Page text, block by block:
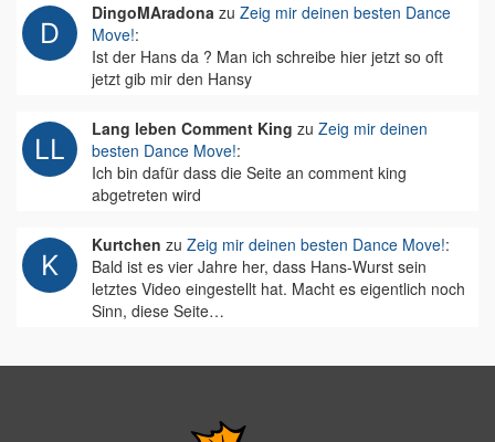
DingoMAradona zu Zeig mir deinen besten Dance
Move!:
Ist der Hans da ? Man ich schreibe hier jetzt so oft
jetzt gib mir den Hansy
Lang leben Comment King zu Zeig mir deinen
besten Dance Move!:
Ich bin dafür dass die Seite an comment king
abgetreten wird
Kurtchen zu Zeig mir deinen besten Dance Move!:
Bald ist es vier Jahre her, dass Hans-Wurst sein
letztes Video eingestellt hat. Macht es eigentlich noch
Sinn, diese Seite…